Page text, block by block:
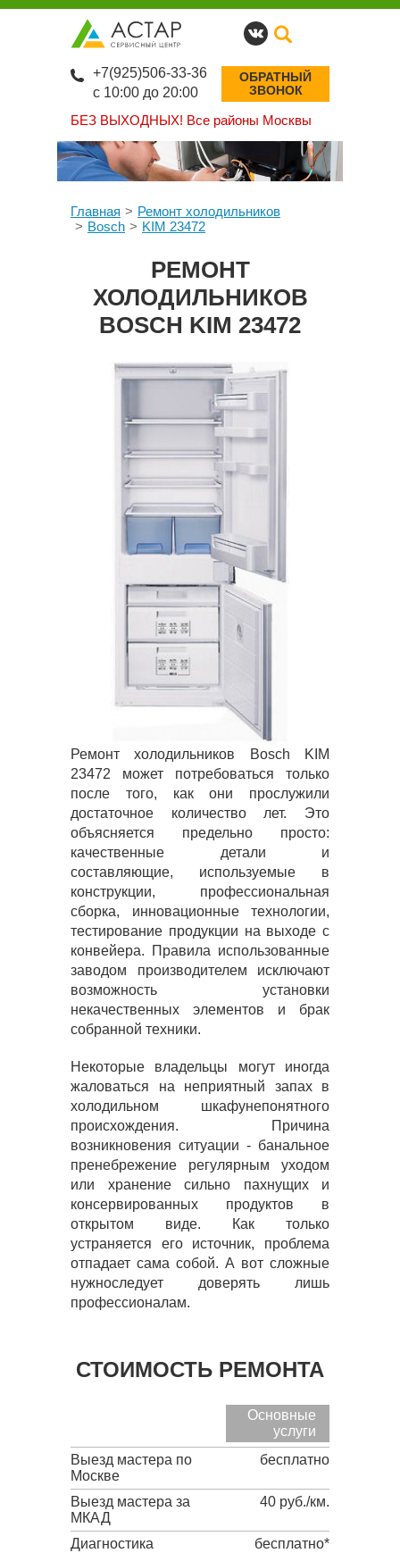
БЕЗ ВЫХОДНЫХ! Все районы Москвы
+7(925)506-33-36
с 10:00 до 20:00
ОБРАТНЫЙ
ЗВОНОК
Главная
Ремонт холодильников
Bosch
KIM 23472
РЕМОНТ
ХОЛОДИЛЬНИКОВ
BOSCH KIM 23472
Ремонт холодильников Bosch KIM
23472 может потребоваться только
после того, как они прослужили
достаточное количество лет. Это
объясняется предельно просто:
качественные детали и
составляющие, используемые в
конструкции, профессиональная
сборка, инновационные технологии,
тестирование продукции на выходе с
конвейера. Правила использованные
заводом производителем исключают
возможность установки
некачественных элементов и брак
собранной техники.
Некоторые владельцы могут иногда
жаловаться на неприятный запах в
холодильном шкафунепонятного
происхождения. Причина
возникновения ситуации - банальное
пренебрежение регулярным уходом
или хранение сильно пахнущих и
консервированных продуктов в
открытом виде. Как только
устраняется его источник, проблема
отпадает сама собой. А вот сложные
нужноследует доверять лишь
профессионалам.
СТОИМОСТЬ РЕМОНТА
Основные
услуги
Выезд мастера по
Москве
бесплатно
Выезд мастера за
МКАД
40 руб./км.
Диагностика
бесплатно*